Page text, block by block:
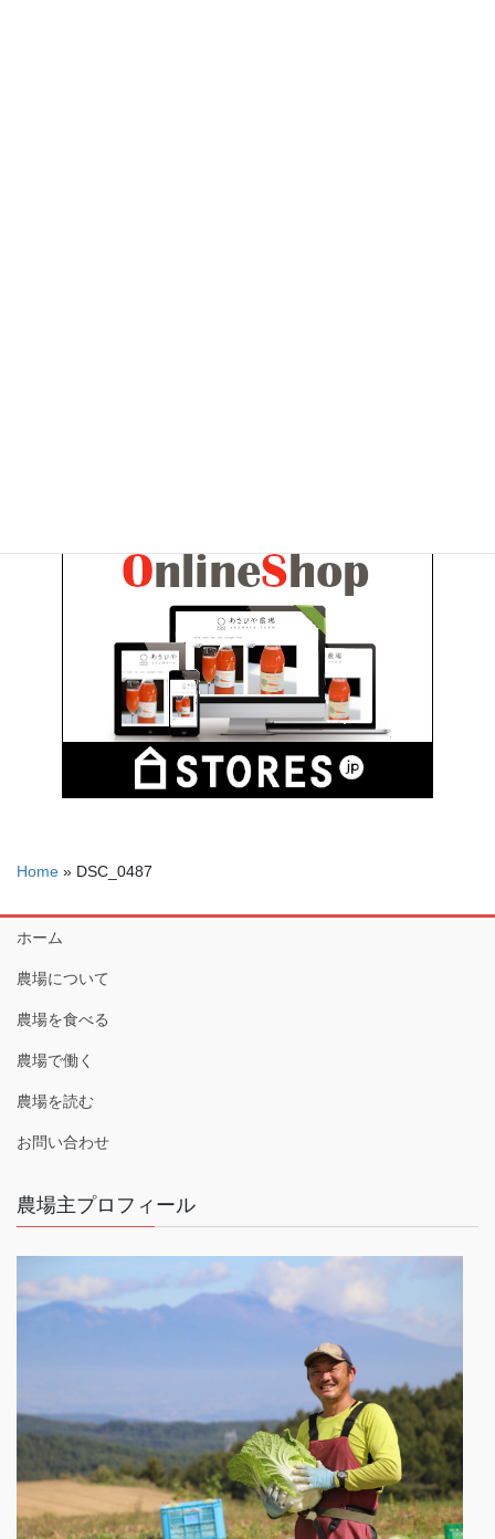
Home » DSC_0487
ホーム
農場について
農場を食べる
農場で働く
農場を読む
お問い合わせ
農場主プロフィール